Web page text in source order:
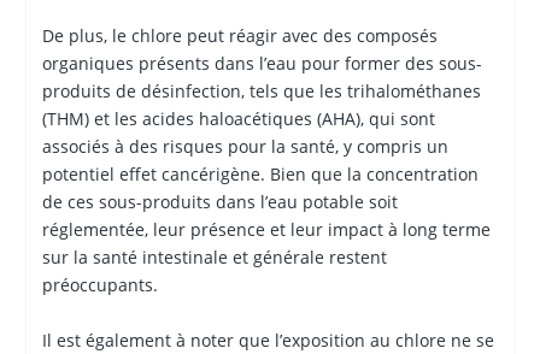
De plus, le chlore peut réagir avec des composés
organiques présents dans l’eau pour former des sous-
produits de désinfection, tels que les trihalométhanes
(THM) et les acides haloacétiques (AHA), qui sont
associés à des risques pour la santé, y compris un
potentiel effet cancérigène. Bien que la concentration
de ces sous-produits dans l’eau potable soit
réglementée, leur présence et leur impact à long terme
sur la santé intestinale et générale restent
préoccupants.
Il est également à noter que l’exposition au chlore ne se